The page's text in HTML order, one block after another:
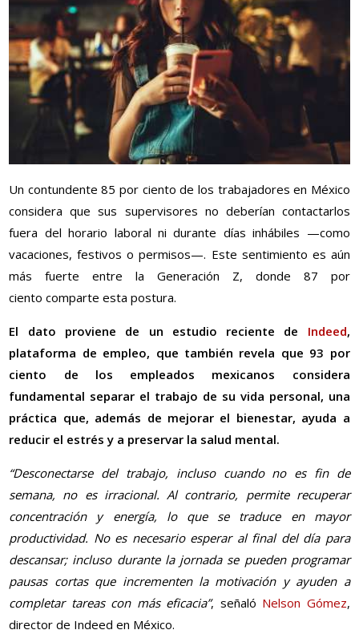
Un contundente 85 por ciento de los trabajadores en México
considera que sus supervisores no deberían contactarlos
fuera del horario laboral ni durante días inhábiles —como
vacaciones, festivos o permisos—. Este sentimiento es aún
más fuerte entre la Generación Z, donde 87 por
ciento comparte esta postura.
El dato proviene de un estudio reciente de Indeed,
plataforma de empleo, que también revela que 93 por
ciento de los empleados mexicanos considera
fundamental separar el trabajo de su vida personal, una
práctica que, además de mejorar el bienestar, ayuda a
reducir el estrés y a preservar la salud mental.
“Desconectarse del trabajo, incluso cuando no es fin de
semana, no es irracional. Al contrario, permite recuperar
concentración y energía, lo que se traduce en mayor
productividad. No es necesario esperar al final del día para
descansar; incluso durante la jornada se pueden programar
pausas cortas que incrementen la motivación y ayuden a
completar tareas con más eficacia”, señaló Nelson Gómez,
director de Indeed en México.